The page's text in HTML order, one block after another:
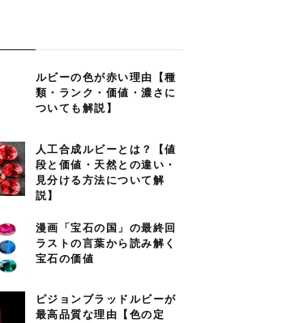
ルビーの色が赤い理由【種
類・ランク・価値・濃さに
ついても解説】
人工合成ルビーとは？【値
段と価値・天然との違い・
見分ける方法について解
説】
漫画「宝石の国」の最終回
ラストの言葉から読み解く
宝石の価値
ピジョンブラッドルビーが
最高品質な理由【色の定